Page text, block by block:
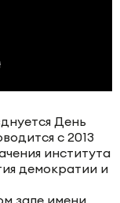
День
с 2013
института
демократии и